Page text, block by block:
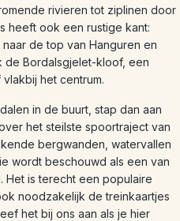
rivieren tot ziplinen door
heeft ook een rustige kant:
de top van Hanguren en
de Bordalsgjelet-kloof, een
het centrum.
in de buurt, stap dan aan
het steilste spoortraject van
bergwanden, watervallen
wordt beschouwd als een van
Het is terecht een populaire
noodzakelijk de treinkaartjes
het bij ons aan als je hier